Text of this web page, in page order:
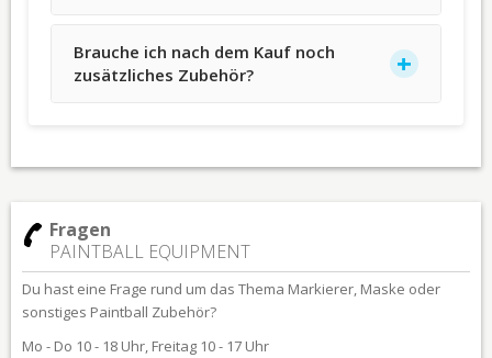
Brauche ich nach dem Kauf noch
zusätzliches Zubehör?
Fragen
PAINTBALL EQUIPMENT
Du hast eine Frage rund um das Thema Markierer, Maske oder
sonstiges Paintball Zubehör?
Mo - Do 10 - 18 Uhr, Freitag 10 - 17 Uhr